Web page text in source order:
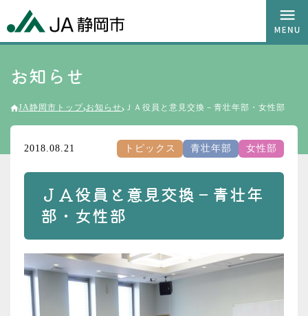
お知らせ
JA静岡市トップ お知らせ ＪＡ役員と意見交換－青壮年部・女性部
2018.08.21 トピックス 青壮年部 女性部
ＪＡ役員と意見交換－青壮年
部・女性部